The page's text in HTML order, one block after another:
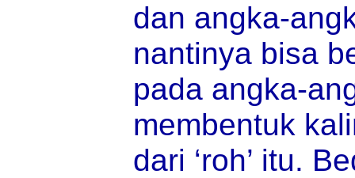
dan angka-
nantinya bisa
pada angka-
membentuk
dari ‘roh’ itu.